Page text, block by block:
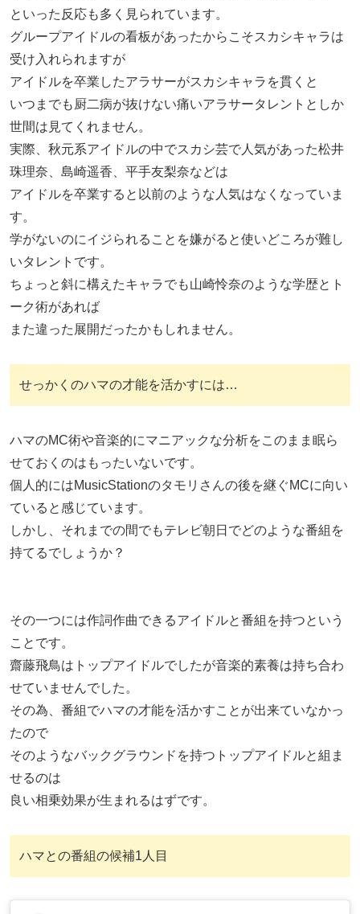
といった反応も多く見られています。
グループアイドルの看板があったからこそスカシキャラは
受け入れられますが
アイドルを卒業したアラサーがスカシキャラを貫くと
いつまでも厨二病が抜けない痛いアラサータレントとしか
世間は見てくれません。
実際、秋元系アイドルの中でスカシ芸で人気があった松井
珠理奈、島崎遥香、平手友梨奈などは
アイドルを卒業すると以前のような人気はなくなっていま
す。
学がないのにイジられることを嫌がると使いどころが難し
いタレントです。
ちょっと斜に構えたキャラでも山崎怜奈のような学歴とト
ーク術があれば
また違った展開だったかもしれません。
せっかくのハマの才能を活かすには…
ハマのMC術や音楽的にマニアックな分析をこのまま眠ら
せておくのはもったいないです。
個人的にはMusicStationのタモリさんの後を継ぐMCに向い
ていると感じています。
しかし、それまでの間でもテレビ朝日でどのような番組を
持てるでしょうか？
その一つには作詞作曲できるアイドルと番組を持つという
ことです。
齋藤飛鳥はトップアイドルでしたが音楽的素養は持ち合わ
せていませんでした。
その為、番組でハマの才能を活かすことが出来ていなかっ
たので
そのようなバックグラウンドを持つトップアイドルと組ま
せるのは
良い相乗効果が生まれるはずです。
ハマとの番組の候補1人目